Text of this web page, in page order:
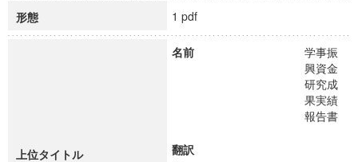
形態 1 pdf
上位タイトル
名前
学事振
興資金
研究成
果実績
報告書
翻訳